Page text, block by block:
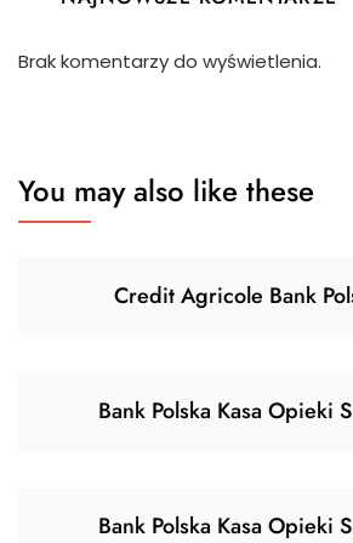
Brak komentarzy do wyświetlenia.
You may also like these
Credit Agricole Bank
Bank Polska Kasa Opieki
Bank Polska Kasa Opieki